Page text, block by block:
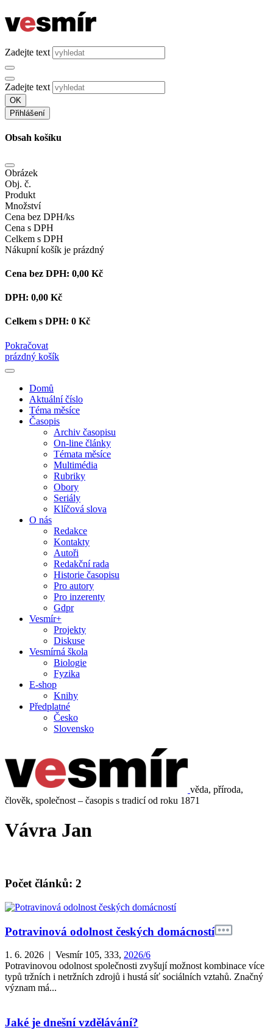
Zadejte text
Zadejte text
OK
Přihlášení
Obsah košíku
Obrázek
Obj. č.
Produkt
Množství
Cena bez DPH/ks
Cena s DPH
Celkem s DPH
Nákupní košík je prázdný
Cena bez DPH: 0,00 Kč
DPH: 0,00 Kč
Celkem s DPH: 0 Kč
Pokračovat
prázdný košík
Domů
Aktuální číslo
Téma měsíce
Časopis
Archiv časopisu
On-line články
Témata měsíce
Multimédia
Rubriky
Obory
Seriály
Klíčová slova
O nás
Redakce
Kontakty
Autoři
Redakční rada
Historie časopisu
Pro autory
Pro inzerenty
Gdpr
Vesmír+
Projekty
Diskuse
Vesmírná škola
Biologie
Fyzika
E-shop
Knihy
Předplatné
Česko
Slovensko
věda, příroda,
člověk, společnost – časopis s tradicí od roku 1871
Vávra Jan
Počet článků: 2
Potravinová odolnost českých domácností
1. 6. 2026 | Vesmír 105, 333, 2026/6
Potravinovou odolnost společnosti zvyšují možnost kombinace více
typů tržních i netržních zdrojů i hustá síť sociálních vztahů. Značný
význam má...
Jaké je dnešní vzdělávání?